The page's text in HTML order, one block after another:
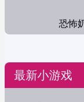
恐怖
最新小游戏